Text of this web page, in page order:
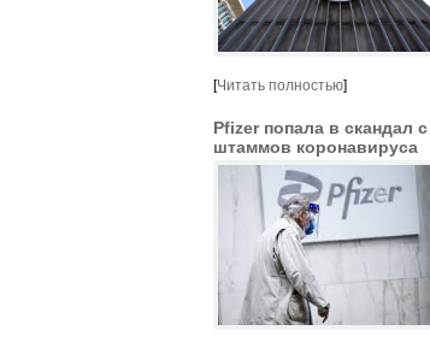
[Читать полностью]
Pfizer попала в скандал
штаммов коронавируса